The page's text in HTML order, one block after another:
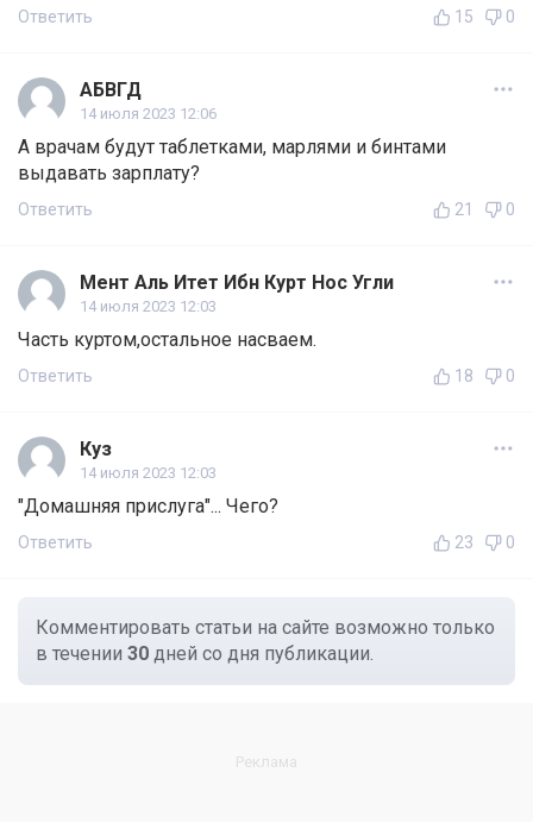
Ответить 15 0
АБВГД
14 июля 2023 12:06
А врачам будут таблетками, марлями и бинтами
выдавать зарплату?
Ответить 21 0
Мент Аль Итет Ибн Курт Нос Угли
14 июля 2023 12:03
Часть куртом,остальное насваем.
Ответить 18 0
Куз
14 июля 2023 12:03
"Домашняя прислуга"... Чего?
Ответить 23 0
Комментировать статьи на сайте возможно только
в течении 30 дней со дня публикации.